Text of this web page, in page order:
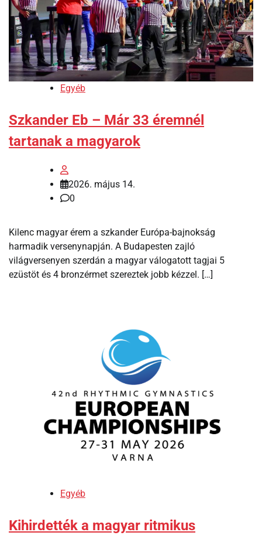
Egyéb
Szkander Eb – Már 33 éremnél
tartanak a magyarok
2026. május 14.
0
Kilenc magyar érem a szkander Európa-bajnokság
harmadik versenynapján. A Budapesten zajló
világversenyen szerdán a magyar válogatott tagjai 5
ezüstöt és 4 bronzérmet szereztek jobb kézzel. […]
Egyéb
Kihirdették a magyar ritmikus